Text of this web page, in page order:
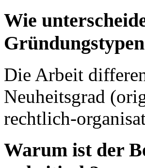
Wie
Die Arbeit
Neuheitsgrad
rechtlich-
Warum ist der